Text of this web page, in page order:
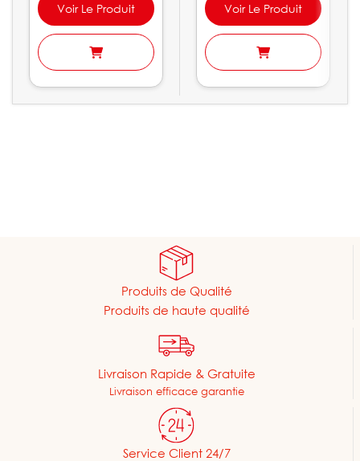
Voir Le Produit Voir Le Produit
Produits de Qualité
Produits de haute qualité
Livraison Rapide & Gratuite
Livraison efficace garantie
Service Client 24/7